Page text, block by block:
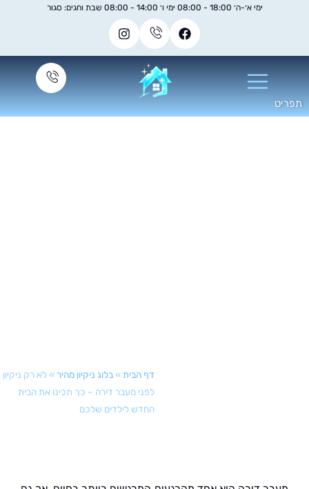
»בלוג ניקיון מהיר »לא רק ניקיון
לפני מעבר דירה – כך תכינו את הבית
החדש לילדים שלכם